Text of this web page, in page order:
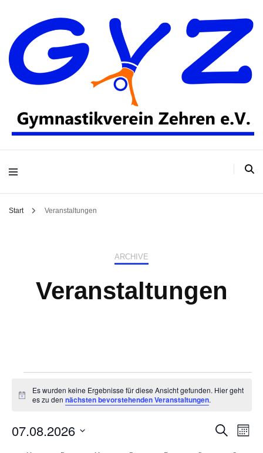
Gymnastikverein
Zehren e.V.
Start Veranstaltungen
ARCHIVE
Veranstaltungen
Notice
Es wurden keine Ergebnisse für diese Ansicht gefunden. Hier geht
es zu dennächsten bevorstehenden Veranstaltungen.
SUCHE
07.08.2026